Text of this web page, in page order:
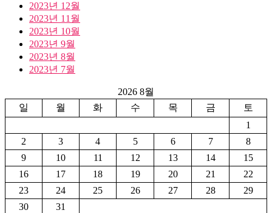
2023년 12월
2023년 11월
2023년 10월
2023년 9월
2023년 8월
2023년 7월
2026 8월
일
월 화 수 목 금
토
1
2
3 4 5 6 7
8
9
10 11 12 13 14
15
16
17 18 19 20 21
22
23
24 25 26 27 28
29
30
31